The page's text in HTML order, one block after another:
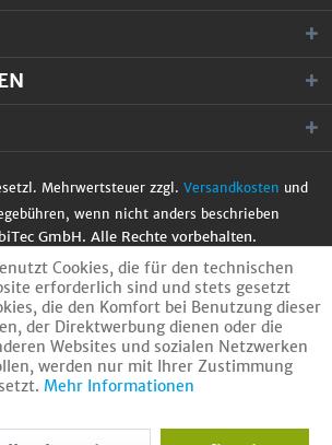
Mehrwertsteuer zzgl. Versandkosten und
wenn nicht anders beschrieben
GmbH. Alle Rechte vorbehalten.
Cookies, die für den technischen
erforderlich sind und stets gesetzt
die den Komfort bei Benutzung dieser
der Direktwerbung dienen oder die
Websites und sozialen Netzwerken
werden nur mit Ihrer Zustimmung
Mehr Informationen